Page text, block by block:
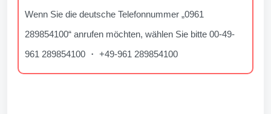
Wenn Sie die deutsche Telefonnummer „0961
289854100“ anrufen möchten, wählen Sie bitte 00-49-
961 289854100 ・ +49-961 289854100